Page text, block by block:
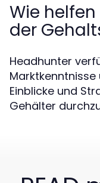
Wie
der
Headhunter
Einblicke und
Gehälter